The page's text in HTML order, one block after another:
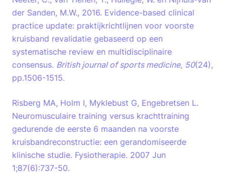
der Sanden, M.W., 2016. Evidence-based clinical
practice update: praktijkrichtlijnen voor voorste
kruisband revalidatie gebaseerd op een
systematische review en multidisciplinaire
consensus. British journal of sports medicine, 50(24),
pp.1506-1515.
Risberg MA, Holm I, Myklebust G, Engebretsen L.
Neuromusculaire training versus krachttraining
gedurende de eerste 6 maanden na voorste
kruisbandreconstructie: een gerandomiseerde
klinische studie. Fysiotherapie. 2007 Jun
1;87(6):737-50.